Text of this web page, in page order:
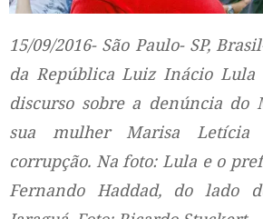
15/09/2016- São Paulo- SP,
da República Luiz Inácio
discurso sobre a denúncia do
sua mulher Marisa
corrupção. Na foto: Lula e o
Fernando Haddad, do lado